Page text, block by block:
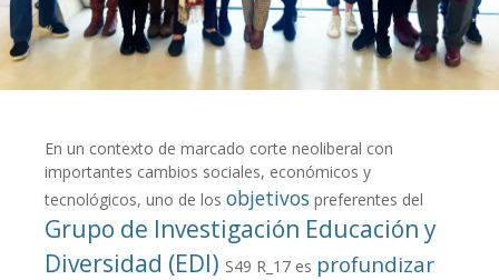
En un contexto de marcado corte neoliberal con
importantes cambios sociales, económicos y
tecnológicos, uno de los objetivos preferentes del
Grupo de Investigación Educación y
Diversidad (EDI) S49 R_17 es profundizar